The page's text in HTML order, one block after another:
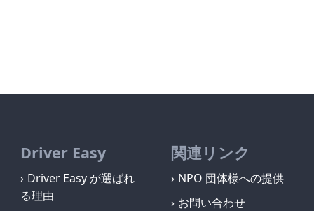
Driver Easy
Driver Easy が選ばれ
る理由
関連リンク
NPO 団体様への提供
お問い合わせ